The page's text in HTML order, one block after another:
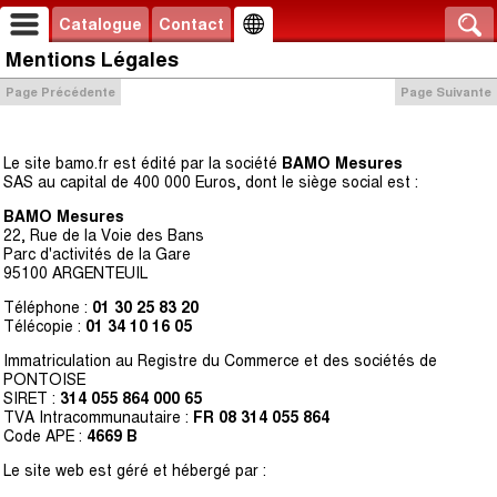
Catalogue Contact
Mentions Légales
Page Suivante
Page Précédente
Le site bamo.fr est édité par la société BAMO Mesures
SAS au capital de 400 000 Euros, dont le siège social est :
BAMO Mesures
22, Rue de la Voie des Bans
Parc d'activités de la Gare
95100 ARGENTEUIL
Téléphone : 01 30 25 83 20
Télécopie : 01 34 10 16 05
Immatriculation au Registre du Commerce et des sociétés de
PONTOISE
SIRET : 314 055 864 000 65
TVA Intracommunautaire : FR 08 314 055 864
Code APE : 4669 B
Le site web est géré et hébergé par :